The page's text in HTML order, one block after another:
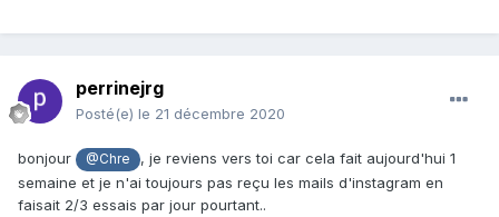
perrinejrg
Posté(e) le 21 décembre 2020
bonjour @Chre
, je reviens vers toi car cela fait aujourd'hui 1
semaine et je n'ai toujours pas reçu les mails d'instagram en
faisait 2/3 essais par jour pourtant..